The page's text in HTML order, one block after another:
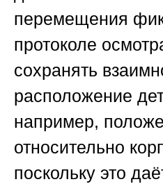
перемещения
протоколе
сохранять
расположение
например,
относительно
поскольку это